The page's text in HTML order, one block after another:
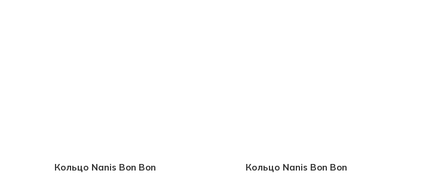
Кольцо Nanis Bon Bon Кольцо Nanis Bon Bon